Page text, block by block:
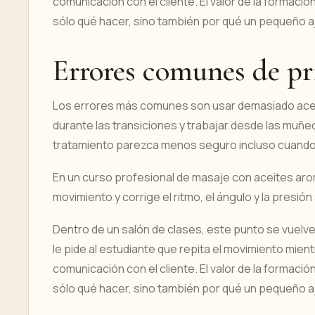
sólo qué hacer, sino también por qué un pequeño
Errores comunes de
Los errores más comunes son usar demasiado
durante las transiciones y trabajar desde las
tratamiento parezca menos seguro incluso
En un curso profesional de masaje con aceites
movimiento y corrige el ritmo, el ángulo y la
Dentro de un salón de clases, este punto se
le pide al estudiante que repita el movimiento
comunicación con el cliente. El valor de la
sólo qué hacer, sino también por qué un pequeño